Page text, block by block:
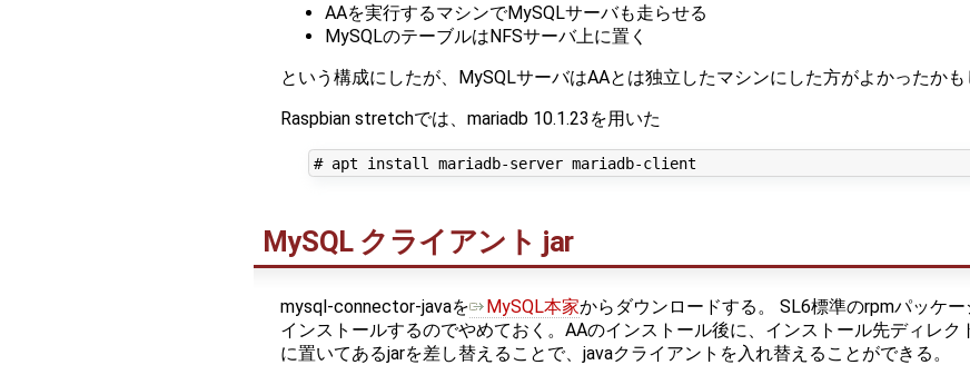
AAを実行するマシンでMySQLサーバも走らせる
MySQLのテーブルはNFSサーバ上に置く
という構成にしたが、MySQLサーバはAAとは独立したマシンにした方がよかったかも
Raspbian stretchでは、mariadb 10.1.23を用いた
MySQL クライアント jar
mysql-connector-javaを MySQL本家からダウンロードする。 SL6標準のrpmパッケ
インストールするのでやめておく。AAのインストール後に、インストール先ディレ
に置いてあるjarを差し替えることで、javaクライアントを入れ替えることができる。